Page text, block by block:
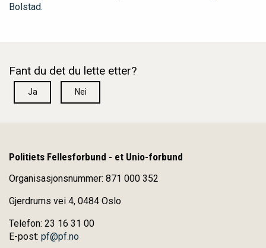
Bolstad.
Fant du det du lette etter?
Ja Nei
Politiets Fellesforbund - et Unio-forbund
Organisasjonsnummer: 871 000 352
Gjerdrums vei 4, 0484 Oslo
Telefon: 23 16 31 00
E-post: pf@pf.no